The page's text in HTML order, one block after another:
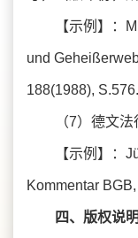
【示例】：
und
188(1988), S.576.
（7）德文
【示例】：
Kommentar
四、版权说明